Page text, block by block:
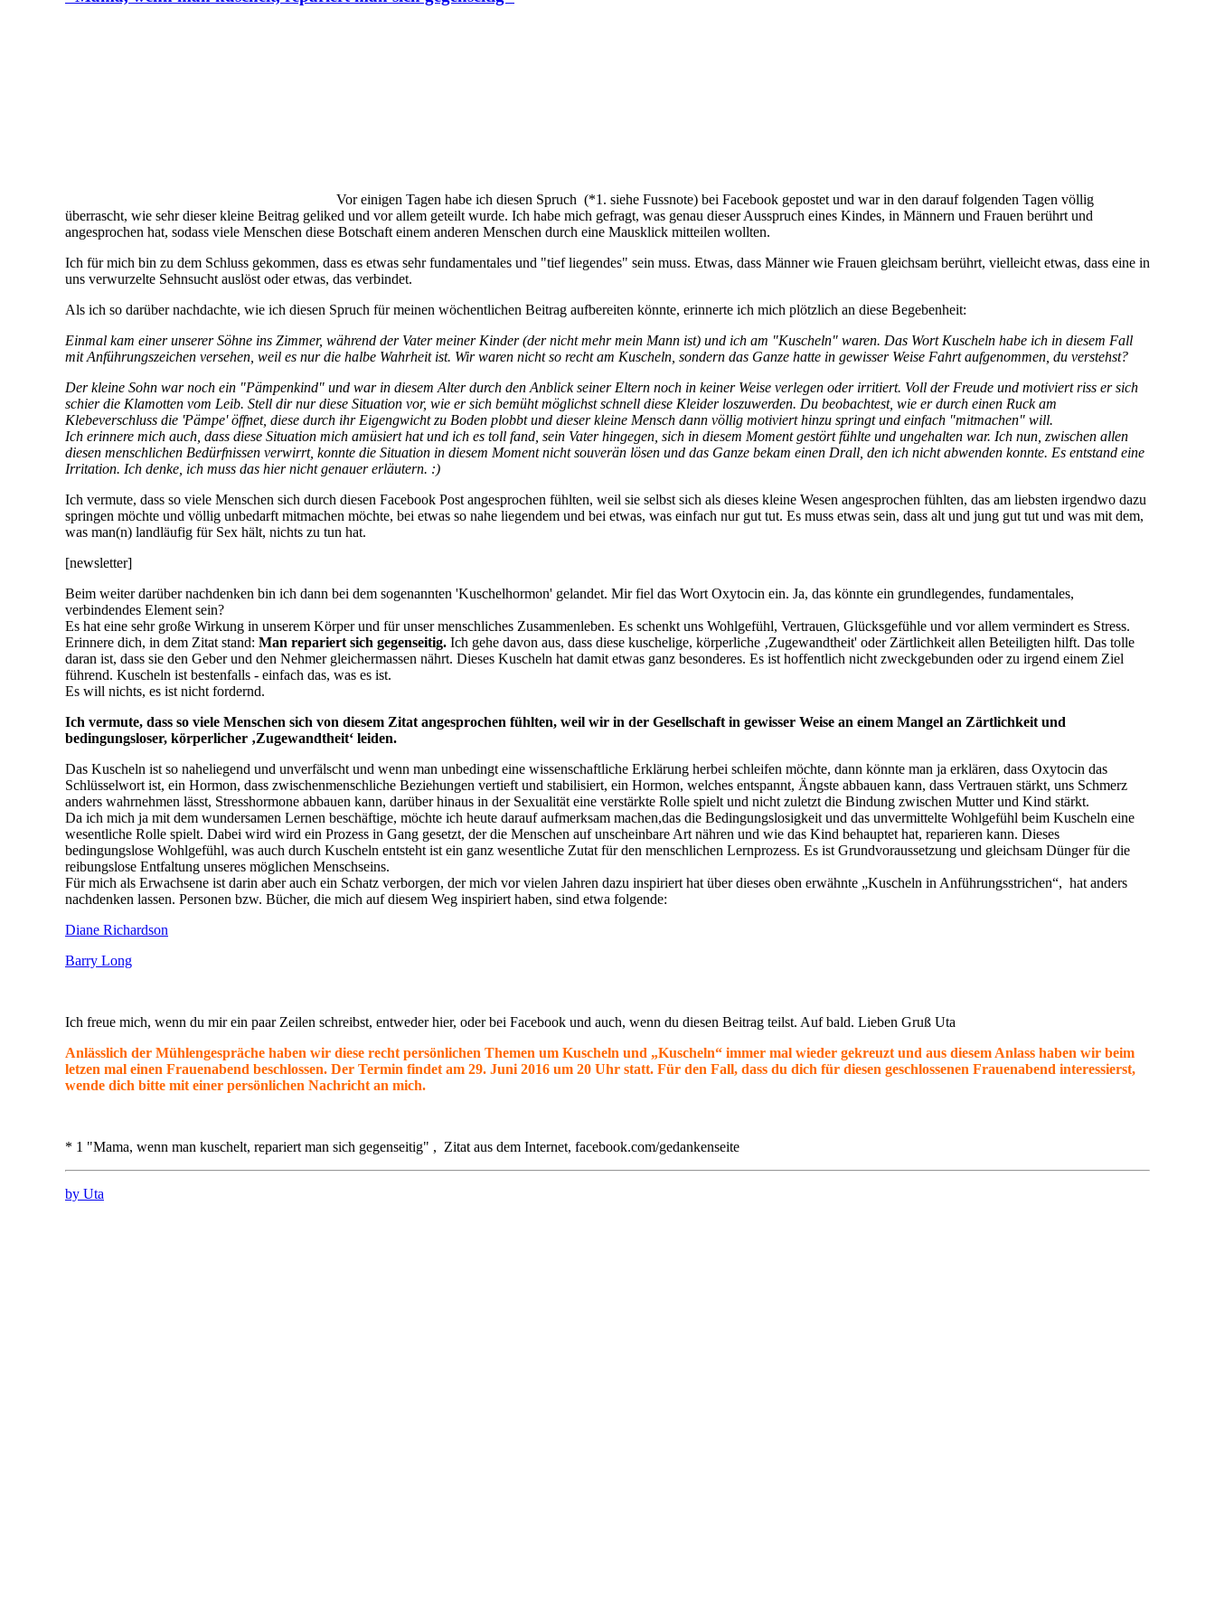
Der kleine Sohn war noch ein "Pämpenkind" und war in diesem Alter durch den Anblick seiner Eltern noch in keiner Weise verlegen oder irritiert. Voll der Freude und motiviert riss er sich
schier die Klamotten vom Leib. Stell dir nur diese Situation vor, wie er sich bemüht möglichst schnell diese Kleider loszuwerden. Du beobachtest, wie er durch einen Ruck am
Ich erinnere mich auch, dass diese Situation mich amüsiert hat und ich es toll fand, sein Vater hingegen, sich in diesem Moment gestört fühlte und ungehalten war. Ich nun, zwischen allen
diesen menschlichen Bedürfnissen verwirrt, konnte die Situation in diesem Moment nicht souverän lösen und das Ganze bekam einen Drall, den ich nicht abwenden konnte. Es entstand eine
Ich vermute, dass so viele Menschen sich durch diesen Facebook Post angesprochen fühlten, weil sie selbst sich als dieses kleine Wesen angesprochen fühlten, das am liebsten irgendwo dazu
springen möchte und völlig unbedarft mitmachen möchte, bei etwas so nahe liegendem und bei etwas, was einfach nur gut tut. Es muss etwas sein, dass alt und jung gut tut und was mit dem,
was man(n) landläufig für Sex hält, nichts zu tun hat.
[newsletter]
Beim weiter darüber nachdenken bin ich dann bei dem sogenannten 'Kuschelhormon' gelandet. Mir fiel das Wort Oxytocin ein. Ja, das könnte ein grundlegendes, fundamentales,
verbindendes Element sein?
Es hat eine sehr große Wirkung in unserem Körper und für unser menschliches Zusammenleben. Es schenkt uns Wohlgefühl, Vertrauen, Glücksgefühle und vor allem vermindert es Stress.
Erinnere dich, in dem Zitat stand:Man repariert sich gegenseitig.
führend. Kuscheln ist bestenfalls - einfach das, was es ist.
Es will nichts, es ist nicht fordernd.
bedingungsloser, körperlicher ‚Zugewandtheit‘ leiden.
Das Kuscheln ist so naheliegend und unverfälscht und wenn man unbedingt eine wissenschaftliche Erklärung herbei schleifen möchte, dann könnte man ja erklären, dass Oxytocin das
Schlüsselwort ist, ein Hormon, dass zwischenmenschliche Beziehungen vertieft und stabilisiert, ein Hormon, welches entspannt, Ängste abbauen kann, dass Vertrauen stärkt, uns Schmerz
anders wahrnehmen lässt, Stresshormone abbauen kann, darüber hinaus in der Sexualität eine verstärkte Rolle spielt und nicht zuletzt die Bindung zwischen Mutter und Kind stärkt.
Da ich mich ja mit dem wundersamen Lernen beschäftige, möchte ich heute darauf aufmerksam machen,das die Bedingungslosigkeit und das unvermittelte Wohlgefühl beim Kuscheln eine
wesentliche Rolle spielt. Dabei wird wird ein Prozess in Gang gesetzt, der die Menschen auf unscheinbare Art nähren und wie das Kind behauptet hat, reparieren kann. Dieses
bedingungslose Wohlgefühl, was auch durch Kuscheln entsteht ist ein ganz wesentliche Zutat für den menschlichen Lernprozess. Es ist Grundvoraussetzung und gleichsam Dünger für die
reibungslose Entfaltung unseres möglichen Menschseins.
Für mich als Erwachsene ist darin aber auch ein Schatz verborgen, der mich vor vielen Jahren dazu inspiriert hat über dieses oben erwähnte „Kuscheln in Anführungsstrichen“, hat anders
nachdenken lassen. Personen bzw. Bücher, die mich auf diesem Weg inspiriert haben, sind etwa folgende:
Diane Richardson
Barry Long
Ich freue mich, wenn du mir ein paar Zeilen schreibst, entweder hier, oder bei Facebook und auch, wenn du diesen Beitrag teilst. Auf bald. Lieben Gruß Uta
Anlässlich der Mühlengespräche haben wir diese recht persönlichen Themen um Kuscheln und „Kuscheln“ immer mal wieder gekreuzt und aus diesem Anlass haben wir beim
letzen mal einen Frauenabend beschlossen. Der Termin findet am29. Juni 2016 um 20 Uhr statt. Für den Fall, dass du dich für diesen geschlossenen Frauenabend interessierst,
by Uta